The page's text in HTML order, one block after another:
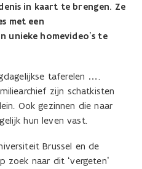
in kaart te brengen. Ze
met een
unieke homevideo’s te
taferelen ….
zijn schatkisten
Ook gezinnen die naar
hun leven vast.
Brussel en de
zoek naar dit ‘vergeten’